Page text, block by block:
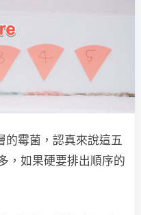
的霉菌，認真來說這五
，如果硬要排出順序的